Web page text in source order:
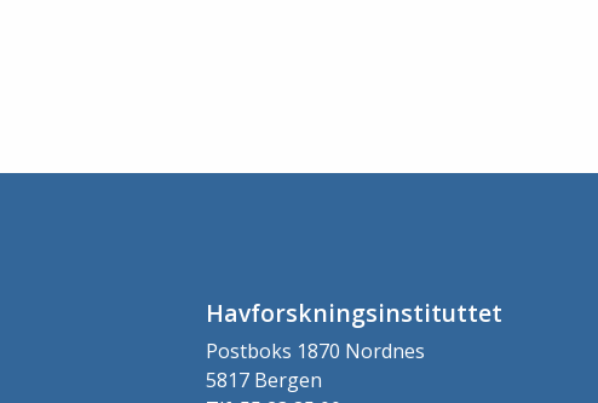
Havforskningsinstituttet
Postboks 1870 Nordnes
5817 Bergen